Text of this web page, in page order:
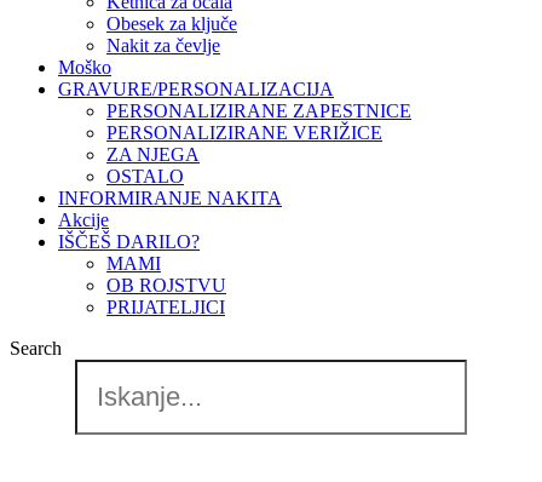
Obesek za ključe
Nakit za čevlje
Moško
GRAVURE/PERSONALIZACIJA
PERSONALIZIRANE ZAPESTNICE
PERSONALIZIRANE VERIŽICE
ZA NJEGA
OSTALO
INFORMIRANJE NAKITA
Akcije
IŠČEŠ DARILO?
MAMI
OB ROJSTVU
PRIJATELJICI
Search